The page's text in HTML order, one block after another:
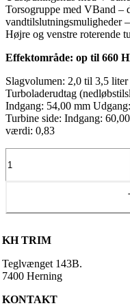
Torsogruppe med VBand –
vandtilslutningsmuligheder
Højre og venstre roterende
Effektområde: op til 660
Slagvolumen: 2,0 til 3,5
Turboladerudtag
Indgang: 54,00 mm
Turbine side: Indgang:
værdi: 0,83
G30-
660
A/R
/
Band
antal
KH TRIM
Teglvænget 143B.
7400 Herning
KONTAKT